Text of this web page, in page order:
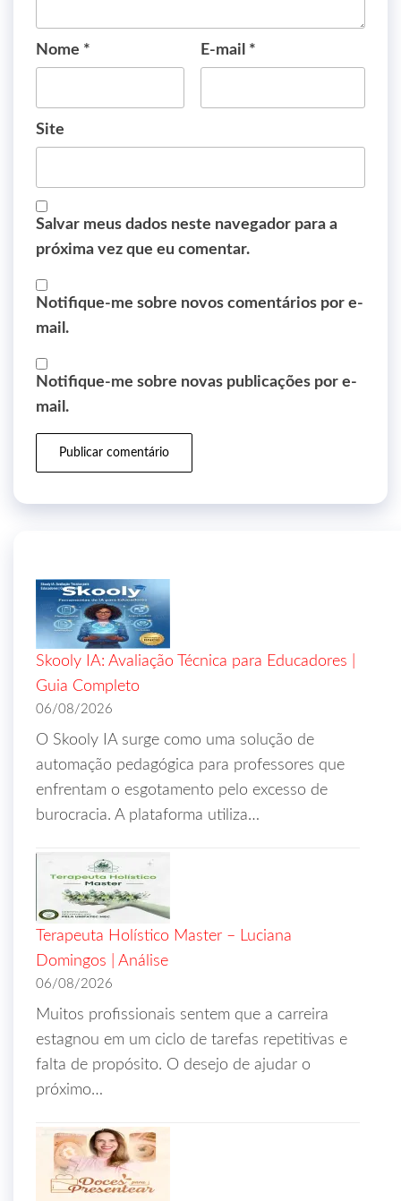
Nome * E-mail *
Site
Salvar meus dados neste navegador para a
próxima vez que eu comentar.
Notifique-me sobre novos comentários por e-
mail.
Notifique-me sobre novas publicações por e-
mail.
Skooly IA: Avaliação Técnica para Educadores |
Guia Completo
06/08/2026
O Skooly IA surge como uma solução de
automação pedagógica para professores que
enfrentam o esgotamento pelo excesso de
burocracia. A plataforma utiliza…
Terapeuta Holístico Master – Luciana
Domingos | Análise
06/08/2026
Muitos profissionais sentem que a carreira
estagnou em um ciclo de tarefas repetitivas e
falta de propósito. O desejo de ajudar o
próximo…